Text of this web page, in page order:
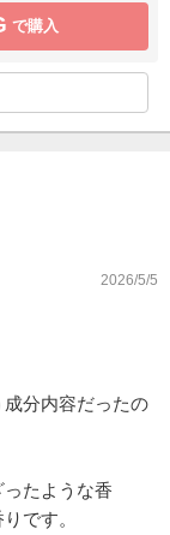
で購入
2026/5/5
分内容だったの
たような香
です。